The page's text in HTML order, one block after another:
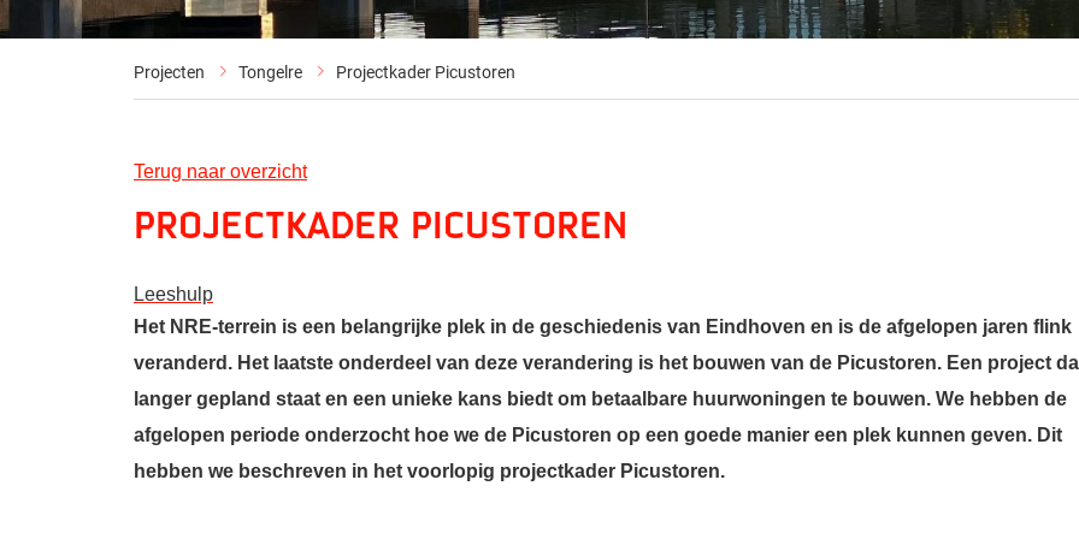
Projecten Tongelre Projectkader Picustoren
Terug naar overzicht
Projectkader Picustoren
Leeshulp
Het NRE-terrein is een belangrijke plek in de geschiedenis van Eindhoven en is de afgelopen jaren flink
veranderd. Het laatste onderdeel van deze verandering is het bouwen van de Picustoren. Een project
langer gepland staat en een unieke kans biedt om betaalbare huurwoningen te bouwen. We hebben de
afgelopen periode onderzocht hoe we de Picustoren op een goede manier een plek kunnen geven. Dit
hebben we beschreven in het voorlopig projectkader Picustoren.